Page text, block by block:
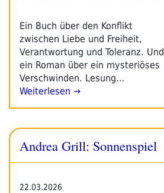
Ein Buch über den Konflikt
zwischen Liebe und Freiheit,
Verantwortung und Toleranz. Und
ein Roman über ein mysteriöses
Verschwinden. Lesung…
Weiterlesen →
Andrea Grill: Sonnenspiel
22.03.2026